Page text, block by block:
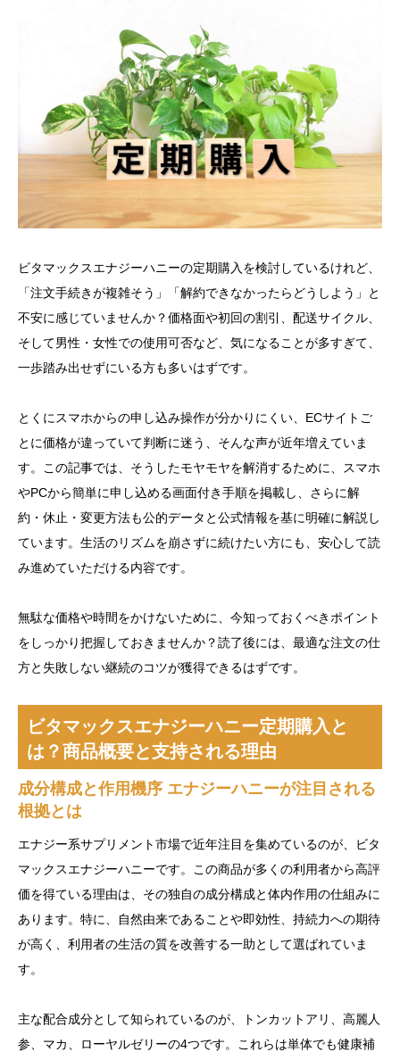
ビタマックスエナジーハニーの定期購入を検討しているけれど、
「注文手続きが複雑そう」「解約できなかったらどうしよう」と
不安に感じていませんか？価格面や初回の割引、配送サイクル、
そして男性・女性での使用可否など、気になることが多すぎて、
一歩踏み出せずにいる方も多いはずです。
とくにスマホからの申し込み操作が分かりにくい、ECサイトご
とに価格が違っていて判断に迷う、そんな声が近年増えていま
す。この記事では、そうしたモヤモヤを解消するために、スマホ
やPCから簡単に申し込める画面付き手順を掲載し、さらに解
約・休止・変更方法も公的データと公式情報を基に明確に解説し
ています。生活のリズムを崩さずに続けたい方にも、安心して読
み進めていただける内容です。
無駄な価格や時間をかけないために、今知っておくべきポイント
をしっかり把握しておきませんか？読了後には、最適な注文の仕
方と失敗しない継続のコツが獲得できるはずです。
ビタマックスエナジーハニー定期購入と
は？商品概要と支持される理由
成分構成と作用機序 エナジーハニーが注目される
根拠とは
エナジー系サプリメント市場で近年注目を集めているのが、ビタ
マックスエナジーハニーです。この商品が多くの利用者から高評
価を得ている理由は、その独自の成分構成と体内作用の仕組みに
あります。特に、自然由来であることや即効性、持続力への期待
が高く、利用者の生活の質を改善する一助として選ばれていま
す。
主な配合成分として知られているのが、トンカットアリ、高麗人
参、マカ、ローヤルゼリーの4つです。これらは単体でも健康補